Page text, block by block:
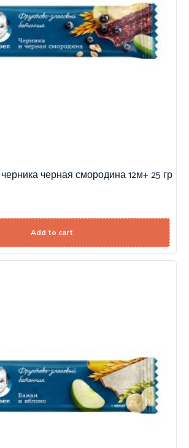
черная смородина 12м+ 25 гр
Add to cart